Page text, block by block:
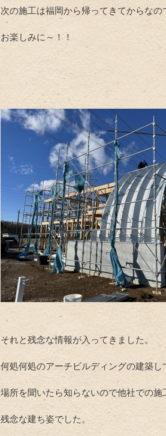
次の施工は福岡から帰ってきてからな
お楽しみに～！！
それと残念な情報が入ってきました。
何処何処のアーチビルディングの建築し
場所を聞いたら知らないので他社での
残念な建ち姿でした。